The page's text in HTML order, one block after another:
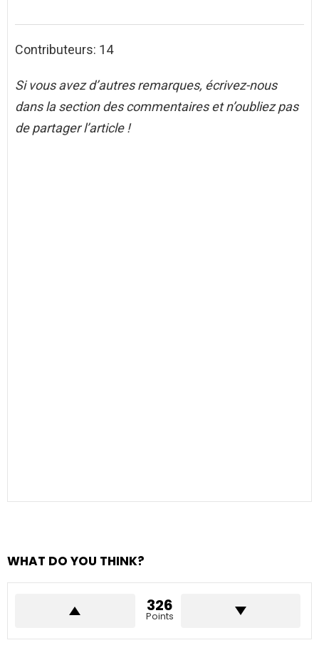
Contributeurs: 14
Si vous avez d’autres remarques, écrivez-nous
dans la section des commentaires et n’oubliez pas
de partager l’article !
WHAT DO YOU THINK?
326
Points